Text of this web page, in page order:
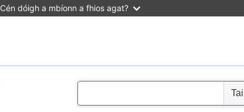
Cén dóigh a mbíonn a fhios agat?
e